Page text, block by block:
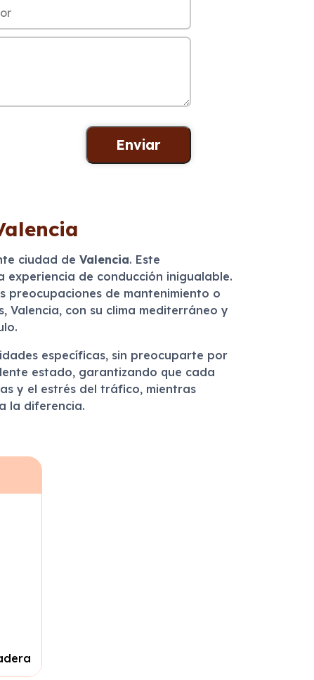
ciudad de Valencia. Este
de conducción inigualable.
de mantenimiento o
con su clima mediterráneo y
específicas, sin preocuparte por
estado, garantizando que cada
y el estrés del tráfico, mientras
la diferencia.